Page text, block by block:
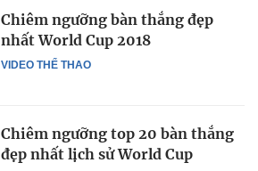
VIDEO THỂ THAO
Chiêm ngưỡng bàn thắng đẹp
nhất World Cup 2018
Chiêm ngưỡng top 20 bàn thắng
đẹp nhất lịch sử World Cup